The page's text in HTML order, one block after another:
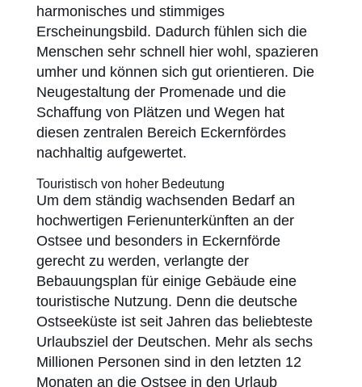
harmonisches und stimmiges
Erscheinungsbild. Dadurch fühlen sich die
Menschen sehr schnell hier wohl, spazieren
umher und können sich gut orientieren. Die
Neugestaltung der Promenade und die
Schaffung von Plätzen und Wegen hat
diesen zentralen Bereich Eckernfördes
nachhaltig aufgewertet.
Touristisch von hoher Bedeutung
Um dem ständig wachsenden Bedarf an
hochwertigen Ferienunterkünften an der
Ostsee und besonders in Eckernförde
gerecht zu werden, verlangte der
Bebauungsplan für einige Gebäude eine
touristische Nutzung. Denn die deutsche
Ostseeküste ist seit Jahren das beliebteste
Urlaubsziel der Deutschen. Mehr als sechs
Millionen Personen sind in den letzten 12
Monaten an die Ostsee in den Urlaub